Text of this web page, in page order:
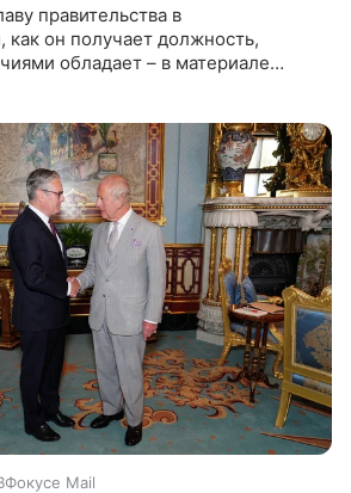
правительства в
как он получает должность,
обладает – в материале
Mail